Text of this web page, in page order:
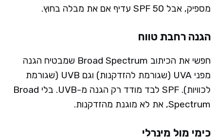
מספיק, אבל SPF 50 עדיף אם את מבלה בחוץ.
הגנה רחבת טווח
חפשי את הכיתוב Broad Spectrum שמבטיח הגנה
מפני UVA (שגורמת להזדקנות) וגם UVB (שגורמת
לכוויות). SPF לבד מודד רק הגנה מ-UVB. בלי Broad
Spectrum, את לא מוגנת מהזדקנות.
כימי מול מינרלי